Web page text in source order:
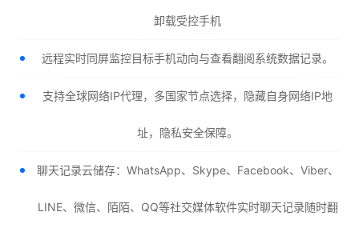
卸载受控手机
远程实时同屏监控目标手机动向与查看翻阅系统数据记录。
支持全球网络IP代理，多国家节点选择，隐藏自身网络IP地
址，隐私安全保障。
聊天记录云储存：WhatsApp、Skype、Facebook、Viber、
LINE、微信、陌陌、QQ等社交媒体软件实时聊天记录随时翻